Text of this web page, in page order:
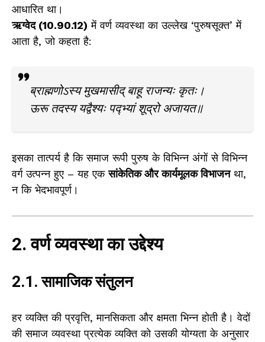
आधारित था।
ऋग्वेद (10.90.12) में वर्ण व्यवस्था का उल्लेख ‘पुरुषसूक्त’ में
आता है, जो कहता है:
ब्राह्मणोऽस्य मुखमासीद् बाहू राजन्यः कृतः।
ऊरू तदस्य यद्वैश्यः पद्भ्यां शूद्रो अजायत॥
इसका तात्पर्य है कि समाज रूपी पुरुष के विभिन्न अंगों से विभिन्न
वर्ग उत्पन्न हुए – यह एकसांकेतिक और कार्यमूलक विभाजनथा,
न कि भेदभावपूर्ण।
2. वर्ण व्यवस्था का उद्देश्य
2.1. सामाजिक संतुलन
हर व्यक्ति की प्रवृत्ति, मानसिकता और क्षमता भिन्न होती है। वेदों
की समाज व्यवस्था प्रत्येक व्यक्ति को उसकी योग्यता के अनुसार